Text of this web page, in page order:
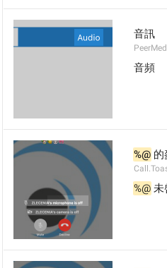
音訊
音頻
%@ 的
%@ 未